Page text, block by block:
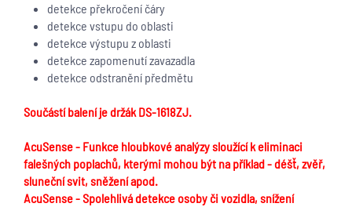
detekce překročení čáry
detekce vstupu do oblasti
detekce výstupu z oblasti
detekce zapomenutí zavazadla
detekce odstranění předmětu
Součástí balení je držák DS-1618ZJ.
AcuSense - Funkce hloubkové analýzy sloužící k eliminaci
falešných poplachů, kterými mohou být na příklad - déšť, zvěř,
sluneční svit, sněžení apod.
AcuSense - Spolehlivá detekce osoby či vozidla, snížení